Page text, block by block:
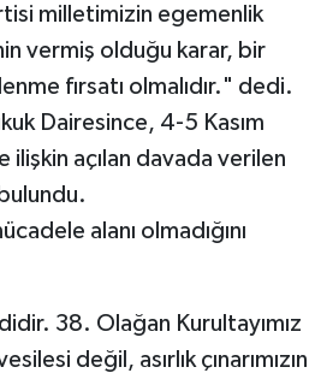
milletimizin egemenlik
vermiş olduğu karar, bir
fırsatı olmalıdır." dedi.
Dairesince, 4-5 Kasım
açılan davada verilen
alanı olmadığını
38. Olağan Kurultayımız
değil, asırlık çınarımızın